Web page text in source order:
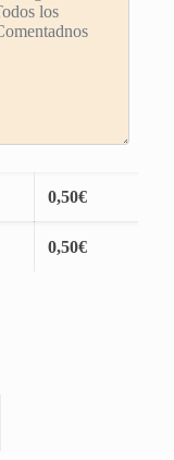
0,50€
0,50€